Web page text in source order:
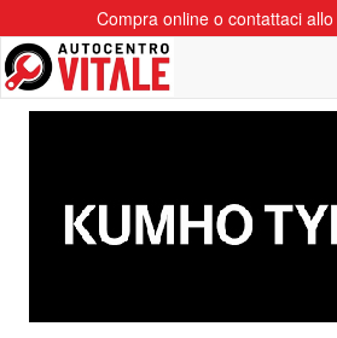
Compra online o contattaci allo